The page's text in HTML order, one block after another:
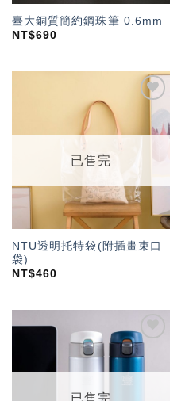
臺大銅質簡約鋼珠筆 0.6mm
NT$690
望輕
已售完
NTU透明托特袋(附插畫束口
袋)
NT$460
「願
望輕